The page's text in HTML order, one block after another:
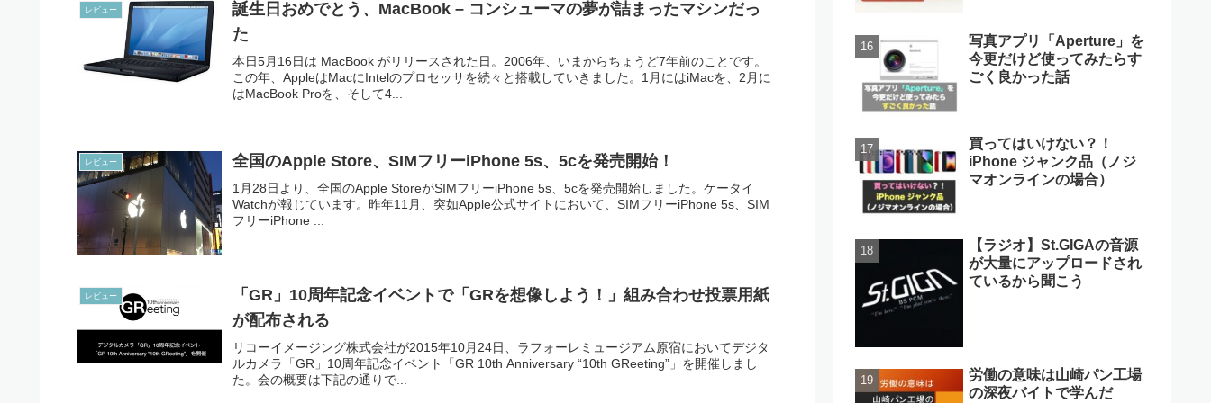
レビュー
誕生日おめでとう、MacBook – コンシューマの夢が詰まったマシンだっ
た
本日5月16日は MacBook がリリースされた日。2006年、いまからちょうど7年前のことです。
この年、AppleはMacにIntelのプロセッサを続々と搭載していきました。1月にはiMacを、2月に
はMacBook Proを、そして4...
レビュー 全国のApple Store、SIMフリーiPhone 5s、5cを発売開始！
1月28日より、全国のApple StoreがSIMフリーiPhone 5s、5cを発売開始しました。ケータイ
Watchが報じています。昨年11月、突如Apple公式サイトにおいて、SIMフリーiPhone 5s、SIM
フリーiPhone ...
レビュー
「GR」10周年記念イベントで「GRを想像しよう！」組み合わせ投票用紙
が配布される
リコーイメージング株式会社が2015年10月24日、ラフォーレミュージアム原宿においてデジタ
ルカメラ「GR」10周年記念イベント「GR 10th Anniversary “10th GReeting”」を開催しまし
た。会の概要は下記の通りで...
写真アプリ「Aperture」を
今更だけど使ってみたらす
ごく良かった話
買ってはいけない？！
iPhone ジャンク品（ノジ
マオンラインの場合）
【ラジオ】St.GIGAの音源
が大量にアップロードされ
ているから聞こう
労働の意味は山崎パン工場
の深夜バイトで学んだ